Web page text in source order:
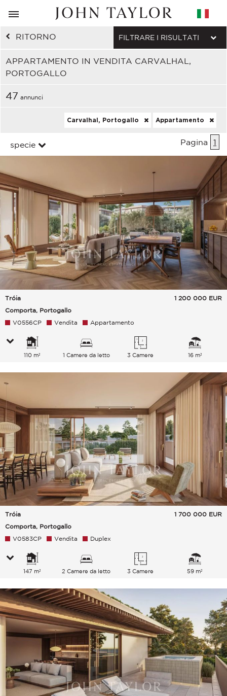
RITORNO
APPARTAMENTO IN VENDITA CARVALHAL,
PORTOGALLO
FILTRARE I RISULTATI
47 annunci
Carvalhal, Portogallo Appartamento
specie Pagina 1
Tróia
Comporta, Portogallo
1 200 000 EUR
V0556CP Vendita Appartamento
110 m² 1 Camere da letto 3 Camere 16 m²
Tróia
Comporta, Portogallo
1 700 000 EUR
V0583CP Vendita Duplex
147 m² 2 Camere da letto 3 Camere 59 m²